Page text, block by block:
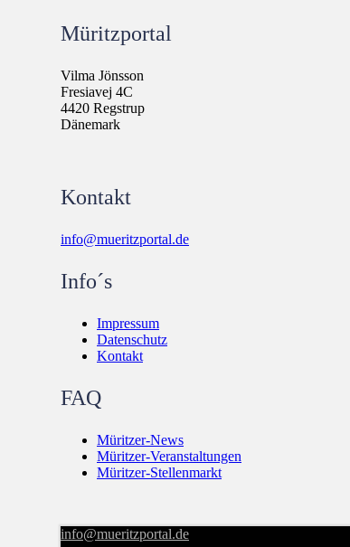
Müritzportal
Vilma Jönsson
Fresiavej 4C
4420 Regstrup
Dänemark
Kontakt
info@mueritzportal.de
Info´s
Impressum
Datenschutz
Kontakt
FAQ
Müritzer-News
Müritzer-Veranstaltungen
Müritzer-Stellenmarkt
info@mueritzportal.de